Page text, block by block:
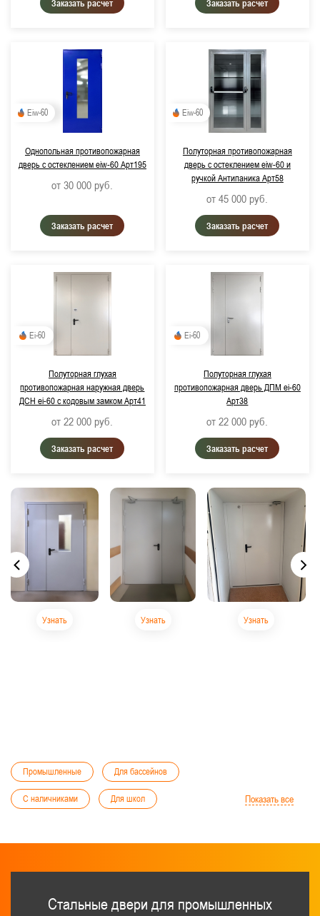
Заказать расчет Заказать расчет
Eiw-60
Однопольная противопожарная
дверь с остеклением eiw-60 Арт195
от 30 000 руб.
Заказать расчет
Eiw-60
Полуторная противопожарная
дверь с остеклением eiw-60 и
ручкой Антипаника Арт58
от 45 000 руб.
Заказать расчет
Ei-60
Полуторная глухая
противопожарная наружная дверь
ДСН ei-60 с кодовым замком Арт41
от 22 000 руб.
Заказать расчет
Ei-60
Полуторная глухая
противопожарная дверь ДПМ ei-60
Арт38
от 22 000 руб.
Заказать расчет
Узнать Узнать Узнать
Промышленные Для бассейнов
С наличниками Для школ
Промышленные Для бани и сауны
Показать все
Стальные двери для промышленных